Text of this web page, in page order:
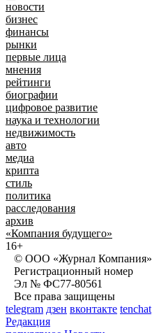
новости
бизнес
финансы
рынки
первые лица
мнения
рейтинги
биографии
цифровое развитие
наука и технологии
недвижимость
авто
медиа
крипта
стиль
политика
расследования
архив
«Компания будущего»
16+
© ООО «Журнал Компания»
Регистрационный номер
Эл № ФС77-80561
Все права защищены
telegram дзен вконтакте tenchat
Редакция